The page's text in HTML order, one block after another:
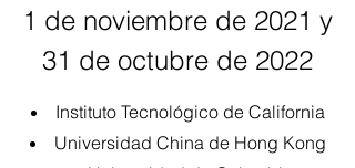
1 de noviembre de 2021 y
31 de octubre de 2022
Instituto Tecnológico de California
Universidad China de Hong Kong